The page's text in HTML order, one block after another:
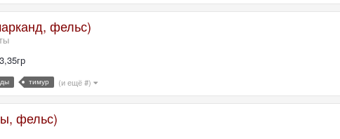
фельс)
тимур (и ещё #)
фельс)